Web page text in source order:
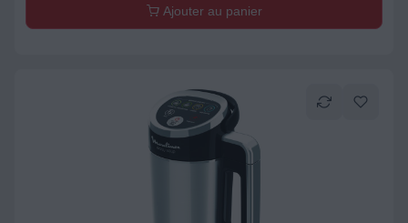
Ajouter au panier